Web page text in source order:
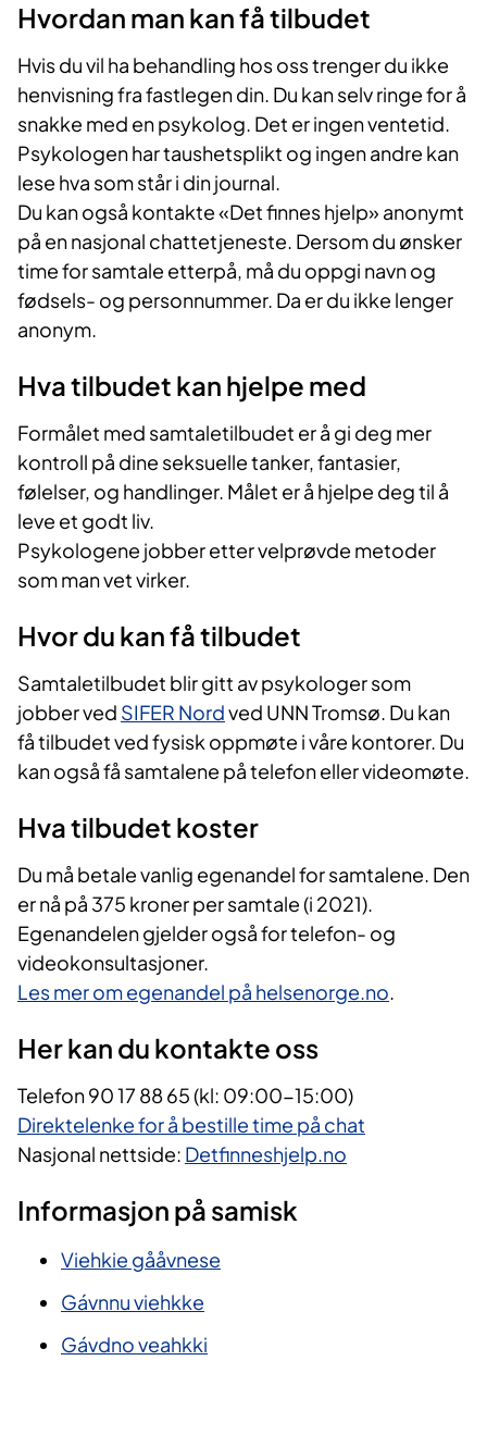
Hvordan man kan få tilbudet
Hvis du vil ha behandling hos oss trenger du ikke
henvisning fra fastlegen din. Du kan selv ringe for å
snakke med en psykolog. Det er ingen ventetid.
Psykologen har taushetsplikt og ingen andre kan
lese hva som står i din journal.
Du kan også kontakte «Det finnes hjelp» anonymt
på en nasjonal chattetjeneste. Dersom du ønsker
time for samtale etterpå, må du oppgi navn og
fødsels- og personnummer. Da er du ikke lenger
anonym.
Hva tilbudet kan hjelpe med
Formålet med samtaletilbudet er å gi deg mer
kontroll på dine seksuelle tanker, fantasier,
følelser, og handlinger. Målet er å hjelpe deg til å
leve et godt liv.
Psykologene jobber etter velprøvde metoder
som man vet virker.
Hvor du kan få tilbudet
Samtaletilbudet blir gitt av psykologer som
jobber ved SIFER Nordved UNN Tromsø. Du kan
få tilbudet ved fysisk oppmøte i våre kontorer. Du
kan også få samtalene på telefon eller videomøte.
Hva tilbudet koster
Du må betale vanlig egenandel for samtalene. Den
er nå på 375 kroner per samtale (i 2021).
Egenandelen gjelder også for telefon- og
videokonsultasjoner.
Les mer om egenandel på helsenorge.no.
Her kan du kontakte oss
Telefon 90 17 88 65 (kl: 09:00-15:00)
Direktelenke for å bestille time på chat
Nasjonal nettside: Detfinneshjelp.no​
Informasjon på samisk
Viehkie gååvnese
Gávnnu viehkke
Gávdno veahkki